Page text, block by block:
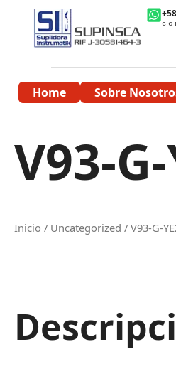
contenido
Home Sobre
V93-
Inicio / Uncategorized / V93-G-